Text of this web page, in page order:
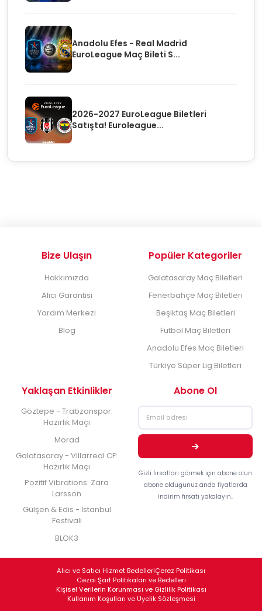
Anadolu Efes - Real Madrid
EuroLeague Maç Bileti S...
2026-2027 EuroLeague Biletleri
Satışta! Euroleague...
Bize Ulaşın
Hakkımızda
Alıcı Garantisi
Yardım Merkezi
Blog
Popüler Kategoriler
Galatasaray Maç Biletleri
Fenerbahçe Maç Biletleri
Beşiktaş Maç Biletleri
Futbol Maç Biletleri
Anadolu Efes Maç Biletleri
Türkiye Süper Lig Biletleri
Yaklaşan Etkinlikler
Göztepe - Trabzonspor:
Hazırlık Maçı
Morad
Galatasaray - Villarreal CF:
Hazırlık Maçı
Pozitif Vibrations: Zara
Larsson
Gülşen & Edis - İstanbul
Festivali
BLOK3
Abone Ol
Gizli fırsatları görmek için abone olun
abone olduğunuz anda fiyatlarda
indirim fırsatı yakalayın..
Alıcı ve Satıcı Hizmet BedelleriÇerez Politikası
Cezai Şart Politikaları ve Bedelleri
Kişisel Verilerin Korunması ve Gizlilik Politikası
Kullanım Koşulları ve Üyelik Sözleşmesi